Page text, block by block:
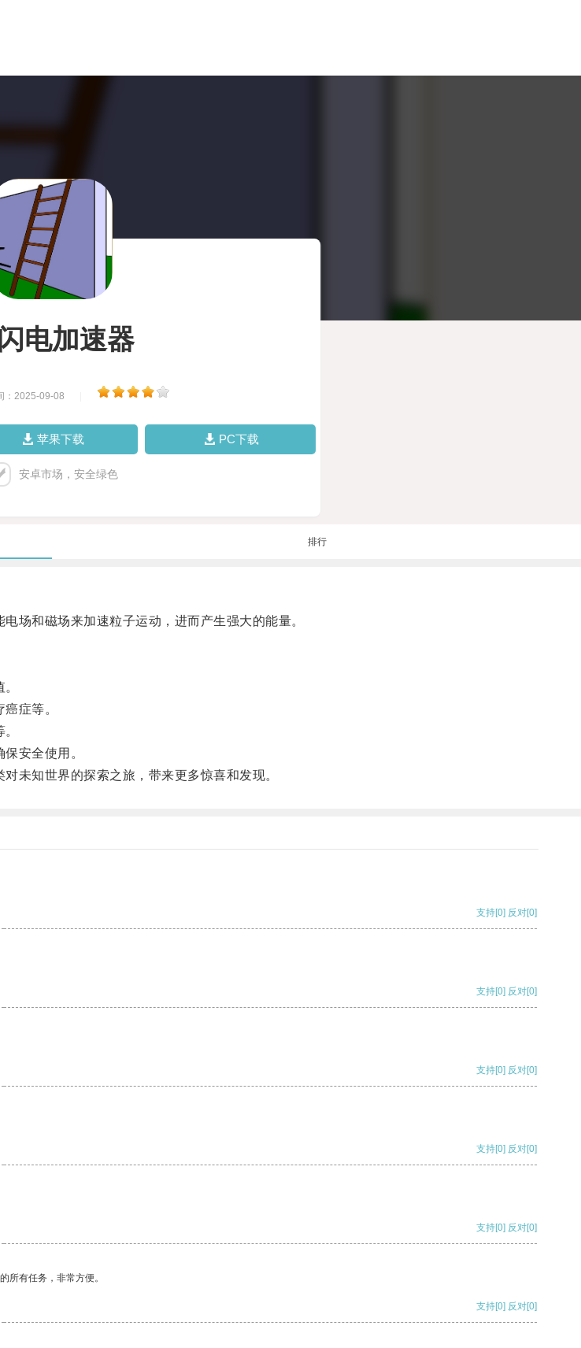
电加速器
：2025-09-08
苹果下载 PC下载
安卓市场，安全绿色
排行
和磁场来加速粒子运动，进而产生强大的能量。
症等。
安全使用。
知世界的探索之旅，带来更多惊喜和发现。
支持[0] 反对[0]
支持[0] 反对[0]
支持[0] 反对[0]
支持[0] 反对[0]
支持[0] 反对[0]
所有任务，非常方便。
支持[0] 反对[0]